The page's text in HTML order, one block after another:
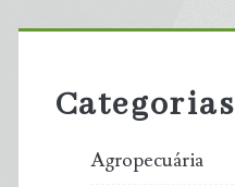
Primary
Sidebar
Categorias
Agropecuária